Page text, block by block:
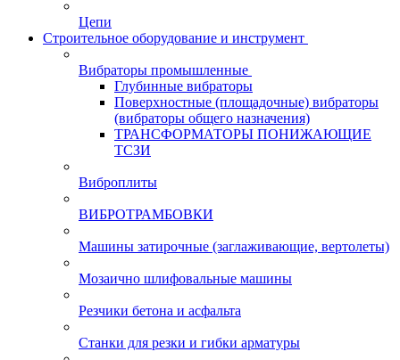
Цепи
Строительное оборудование и инструмент
Вибраторы промышленные
Глубинные вибраторы
Поверхностные (площадочные) вибраторы
(вибраторы общего назначения)
ТРАНСФОРМАТОРЫ ПОНИЖАЮЩИЕ
ТСЗИ
Виброплиты
ВИБРОТРАМБОВКИ
Машины затирочные (заглаживающие, вертолеты)
Мозаично шлифовальные машины
Резчики бетона и асфальта
Станки для резки и гибки арматуры